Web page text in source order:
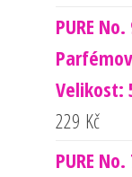
PURE No.
Velikost:
229 Kč
PURE No.